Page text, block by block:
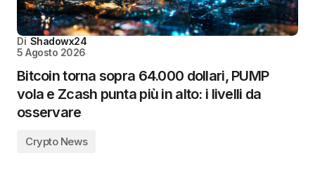
Di Shadowx24
5 Agosto 2026
Bitcoin torna sopra 64.000 dollari, PUMP
vola e Zcash punta più in alto: i livelli da
osservare
Crypto News